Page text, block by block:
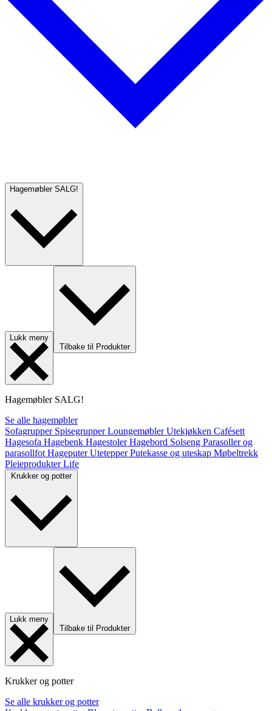
Hagemøbler SALG!
Lukk meny
Tilbake til Produkter
Hagemøbler SALG!
Se alle hagemøbler
Sofagrupper SpisegrupperLoungemøblerUtekjøkken Cafésett
Hagesofa Hagebenk HagestolerHagebord Solseng Parasoller og
parasollfot HageputerUtetepperPutekasse og uteskap Møbeltrekk
PleieprodukterLife
Krukker og potter
Lukk meny
Tilbake til Produkter
Krukker og potter
Se alle krukker og potter